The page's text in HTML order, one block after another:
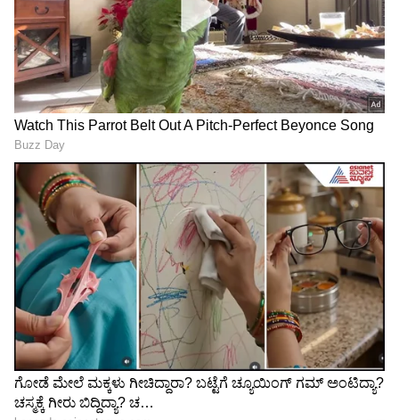
ಆ್ಯಪಲ್ ಐಫೋನ್ 14 (128GB)
79,900 ರೂಪಾಯಿ ಬೆಲೆಯ ಆ್ಯಪಲ್ ಐಫೋನ್ 14
(128GB) ಫೋನ್ ಬೆಲೆ ಇದೀಗ 69,900 ರೂಪಾಯಿಗೆ
ಲಭ್ಯವಿದೆ. ಬರೋಬ್ಬರಿ 10,000 ರೂಪಾಯಿ
ಕಡಿತಗೊಳಿಸಲಾಗಿದೆ. ಇನ್ನು ಆ್ಯಪಲ್ ಐಫೋನ್ 14 (256GB)
ಫೋನ್ ಬೆಲೆಯಲ್ಲೂ 10,000 ರೂಪಾಯಿ
ಕಡಿತಗೊಳಿಸಲಾಗಿದೆ.